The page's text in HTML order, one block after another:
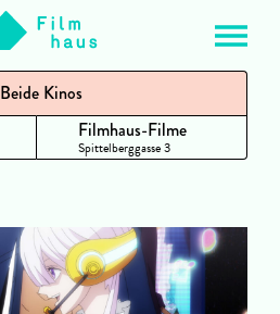
Beide Kinos
Filmhaus-Filme
Spittelberggasse 3